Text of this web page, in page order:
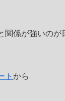
関係が強いのが
ト から